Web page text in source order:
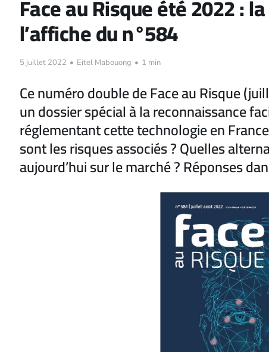
Face au Risque été 2022 :
l’affiche du n°584
5 juillet 2022 • Eitel Mabouong • 1 min
Ce numéro double de Face au Risque
un dossier spécial à la reconnaissance
réglementant cette technologie en
sont les risques associés ? Quelles
aujourd’hui sur le marché ? Réponses